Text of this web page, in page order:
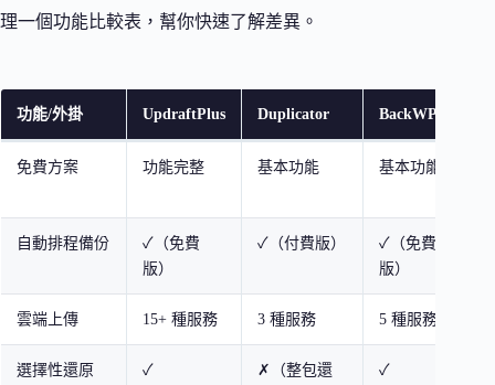
理一個功能比較表，幫你快速了解差異。
功能/外掛 UpdraftPlus Duplicator BackWPup
免費方案 功能完整 基本功能 基本功能
自動排程備份
✓（免費
版）
✓（付費版）
✓（免費
版）
雲端上傳 15+ 種服務 3 種服務 5 種服務
選擇性還原 ✓
✗（整包還
✓